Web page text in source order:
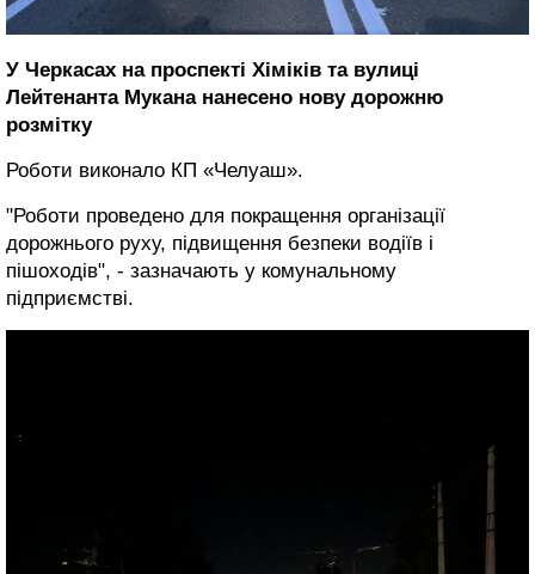
У Черкасах на проспекті Хіміків та вулиці
Лейтенанта Мукана нанесено нову дорожню
розмітку
Роботи виконало КП «Челуаш».
"Роботи проведено для покращення організації
дорожнього руху, підвищення безпеки водіїв і
пішоходів", - зазначають у комунальному
підприємстві.